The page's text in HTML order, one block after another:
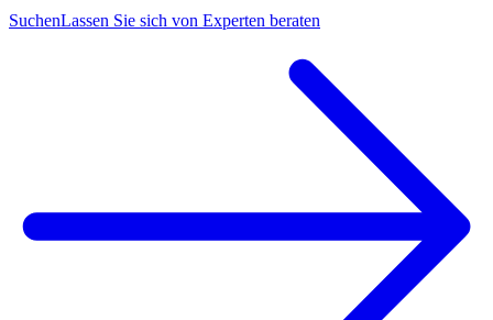
SuchenLassen Sie sich von Experten beraten